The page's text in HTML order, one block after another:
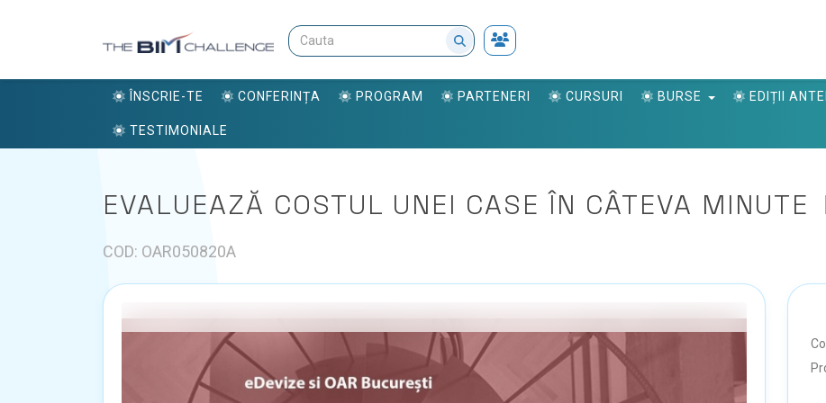
ÎNSCRIE-TE CONFERINȚA PROGRAM PARTENERI CURSURI BURSE EDIȚII
TESTIMONIALE
EVALUEAZĂ COSTUL UNEI CASE ÎN CÂTEVA MINUTE
COD: OAR050820A